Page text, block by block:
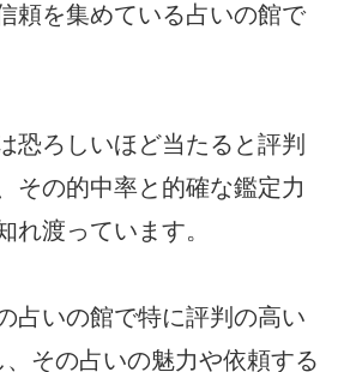
頼を集めている占いの館で
恐ろしいほど当たると評判
その的中率と的確な鑑定力
れ渡っています。
占いの館で特に評判の高い
その占いの魅力や依頼する